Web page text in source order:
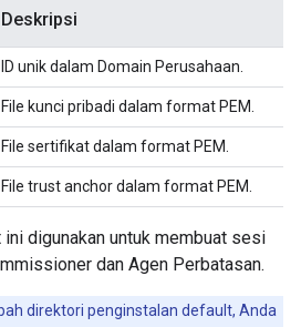
Deskripsi
ID unik dalam Domain Perusahaan.
File kunci pribadi dalam format PEM.
File sertifikat dalam format PEM.
File trust anchor dalam format PEM.
digunakan untuk membuat sesi
dan Agen Perbatasan.
direktori penginstalan default, Anda